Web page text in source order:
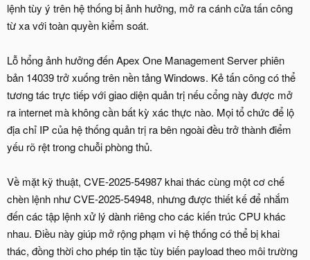
lệnh tùy ý trên hệ thống bị ảnh hưởng, mở ra cánh cửa tấn công
từ xa với toàn quyền kiểm soát.
Lỗ hổng ảnh hưởng đến Apex One Management Server phiên
bản 14039 trở xuống trên nền tảng Windows. Kẻ tấn công có thể
tương tác trực tiếp với giao diện quản trị nếu cổng này được mở
ra internet mà không cần bất kỳ xác thực nào. Mọi tổ chức để lộ
địa chỉ IP của hệ thống quản trị ra bên ngoài đều trở thành điểm
yếu rõ rệt trong chuỗi phòng thủ.
Về mặt kỹ thuật, CVE-2025-54987 khai thác cùng một cơ chế
chèn lệnh như CVE-2025-54948, nhưng được thiết kế để nhắm
đến các tập lệnh xử lý dành riêng cho các kiến trúc CPU khác
nhau. Điều này giúp mở rộng phạm vi hệ thống có thể bị khai
thác, đồng thời cho phép tin tặc tùy biến payload theo môi trường